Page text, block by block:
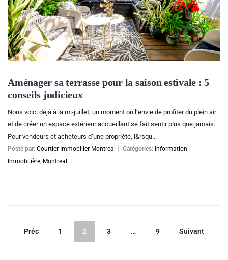
Aménager sa terrasse pour la saison estivale : 5
conseils judicieux
Nous voici déjà à la mi-juillet, un moment où l’envie de profiter du plein air
et de créer un espace extérieur accueillant se fait sentir plus que jamais.
Pour vendeurs et acheteurs d’une propriété, l&rsqu...
Posté par: Courtier Immobilier Montreal Catégories: Information
Immobilière Montreal
Préc 1 2 3 … 9 Suivant